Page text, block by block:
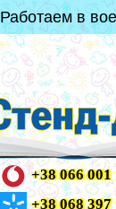
Работаем в
+38 066 001
+38 068 397